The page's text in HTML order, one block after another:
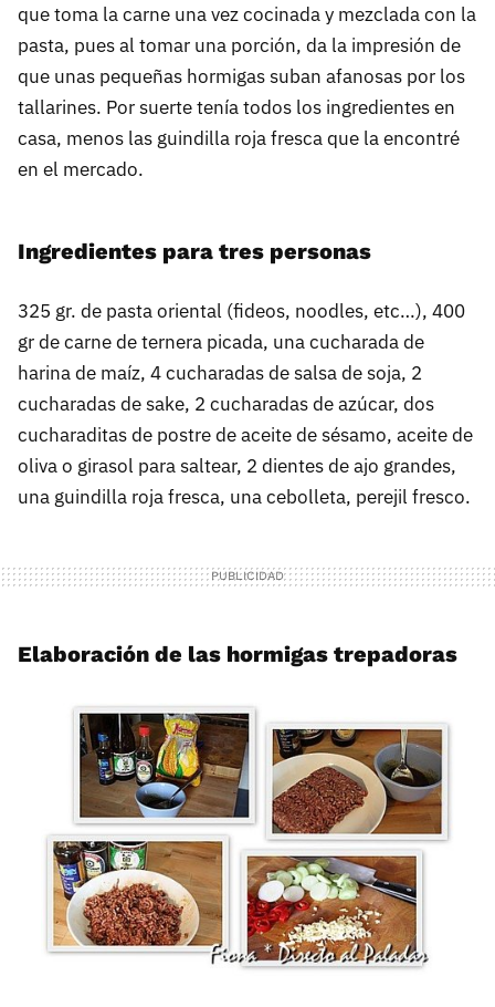
que toma la carne una vez cocinada y mezclada con la
pasta, pues al tomar una porción, da la impresión de
que unas pequeñas hormigas suban afanosas por los
tallarines. Por suerte tenía todos los ingredientes en
casa, menos las guindilla roja fresca que la encontré
en el mercado.
Ingredientes para tres personas
325 gr. de pasta oriental (fideos, noodles, etc…), 400
gr de carne de ternera picada, una cucharada de
harina de maíz, 4 cucharadas de salsa de soja, 2
cucharadas de sake, 2 cucharadas de azúcar, dos
cucharaditas de postre de aceite de sésamo, aceite de
oliva o girasol para saltear, 2 dientes de ajo grandes,
una guindilla roja fresca, una cebolleta, perejil fresco.
Elaboración de las hormigas trepadoras